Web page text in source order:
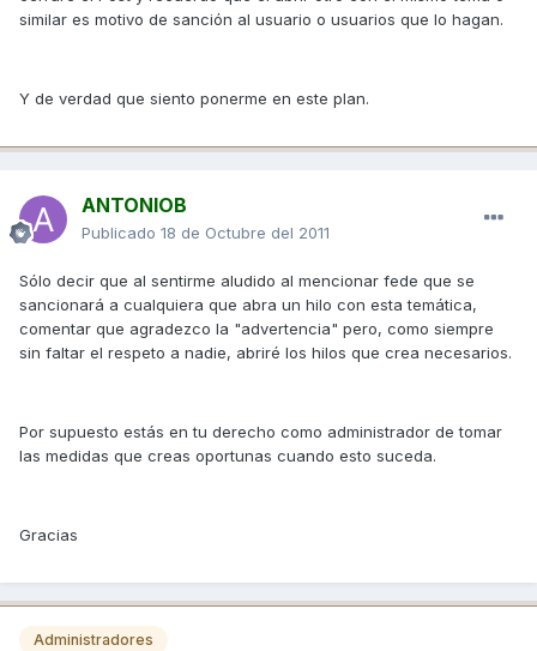
similar es motivo de sanción al usuario o usuarios que lo hagan.
Y de verdad que siento ponerme en este plan.
ANTONIOB
Publicado 18 de Octubre del 2011
Sólo decir que al sentirme aludido al mencionar fede que se
sancionará a cualquiera que abra un hilo con esta temática,
comentar que agradezco la "advertencia" pero, como siempre
sin faltar el respeto a nadie, abriré los hilos que crea necesarios.
Por supuesto estás en tu derecho como administrador de tomar
las medidas que creas oportunas cuando esto suceda.
Gracias
Administradores